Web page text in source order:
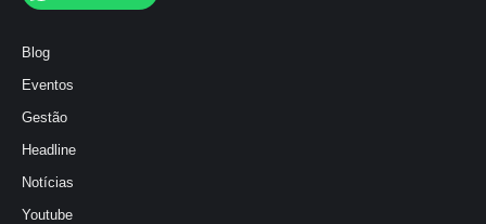
Blog
Eventos
Gestão
Headline
Notícias
Youtube